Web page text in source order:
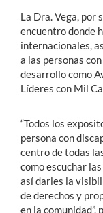
La Dra. Vega, por
encuentro donde
internacionales,
a las personas
desarrollo como
Líderes con Mil
“Todos los
persona con
centro de todas
como escuchar
así darles la
de derechos y
en la comunidad”,